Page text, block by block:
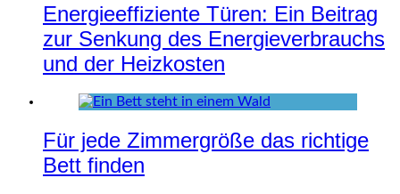
Energieeffiziente Türen: Ein Beitrag
zur Senkung des Energieverbrauchs
und der Heizkosten
Für jede Zimmergröße das richtige
Bett finden